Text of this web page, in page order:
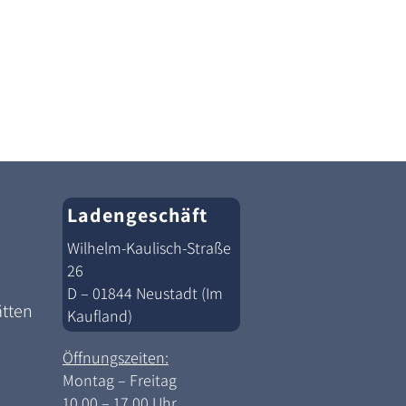
Ladengeschäft
Wilhelm-Kaulisch-Straße
26
D – 01844 Neustadt (Im
Kaufland)
Öffnungszeiten:
Montag – Freitag